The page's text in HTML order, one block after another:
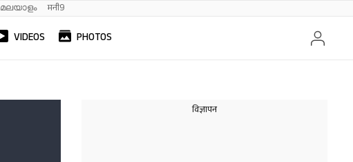
മലയാളം मनी9
VIDEOS PHOTOS